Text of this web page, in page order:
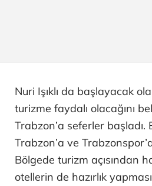
Nuri Işıklı da başlayacak
turizme faydalı olacağını
Trabzon’a seferler başladı.
Trabzon’a ve
Bölgede turizm açısından
otellerin de hazırlık